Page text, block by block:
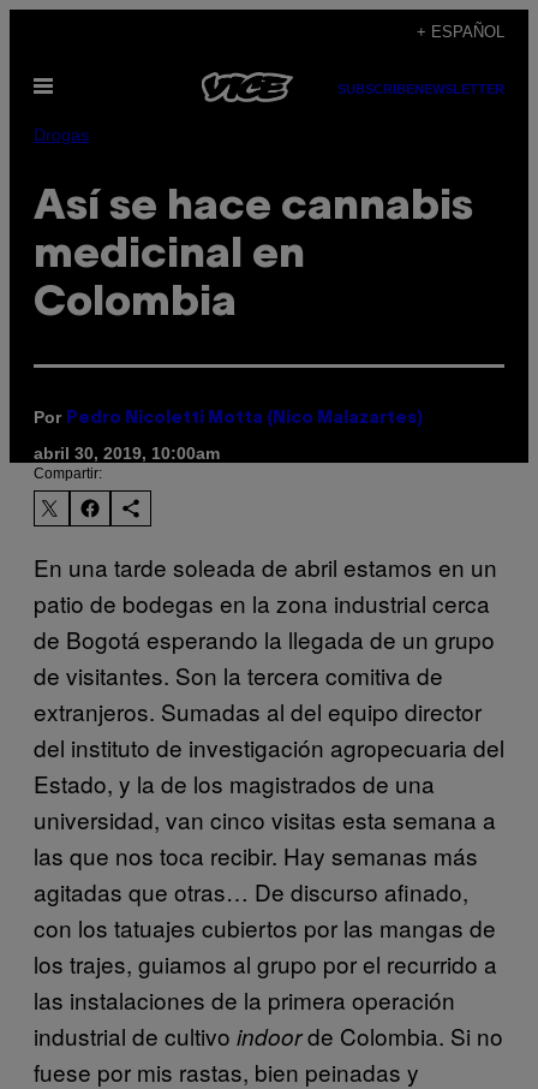
contenido
+ ESPAÑOL
Abrir
SUBSCRIBENEWSLETTER
Drogas
Así se hace cannabis
medicinal en
Colombia
Por Pedro Nicoletti Motta (Nico Malazartes)
abril 30, 2019, 10:00am
Compartir:
En una tarde soleada de abril estamos en un
patio de bodegas en la zona industrial cerca
de Bogotá esperando la llegada de un grupo
de visitantes. Son la tercera comitiva de
extranjeros. Sumadas al del equipo director
del instituto de investigación agropecuaria del
Estado, y la de los magistrados de una
universidad, van cinco visitas esta semana a
las que nos toca recibir. Hay semanas más
agitadas que otras… De discurso afinado,
con los tatuajes cubiertos por las mangas de
los trajes, guiamos al grupo por el recurrido a
las instalaciones de la primera operación
industrial de cultivo indoorde Colombia. Si no
fuese por mis rastas, bien peinadas y